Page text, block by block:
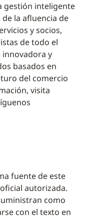
gestión inteligente
la afluencia de
y socios,
de todo el
y
basados en
del comercio
visita
fuente de este
autorizada.
como
con el texto en